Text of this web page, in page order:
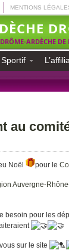
MENTIONS
ARDÈCHE
Sportif
au
Noël pour le
Auvergne-
besoin pour les
sur le site